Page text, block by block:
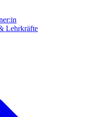
Lehrkräfte